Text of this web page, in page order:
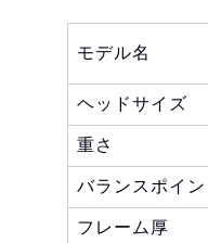
モデル名
ヘッドサイズ
重さ
バランスポイン
フレーム厚